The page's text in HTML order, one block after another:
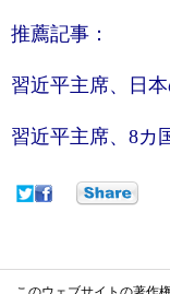
推薦記事：
習近平主席、日
習近平主席、8カ